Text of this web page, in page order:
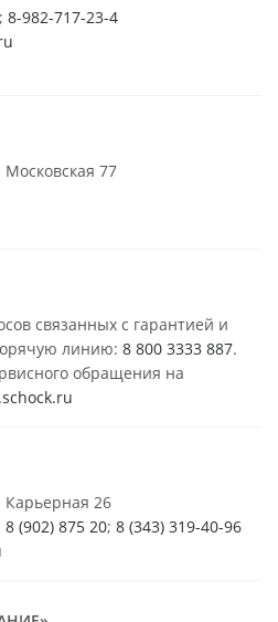
; 8-982-717-23-4
Московская 77
связанных с гарантией и
линию: 8 800 3333 887.
обращения на
Карьерная 26
8 (902) 875 20; 8 (343) 319-40-96